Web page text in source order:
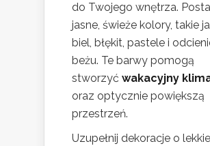
do Twojego wnętrza.
jasne, świeże kolory, takie
biel, błękit, pastele i
beżu. Te barwy pomogą
stworzyć wakacyjny
oraz optycznie powiększą
przestrzeń.
Uzupełnij dekoracje o